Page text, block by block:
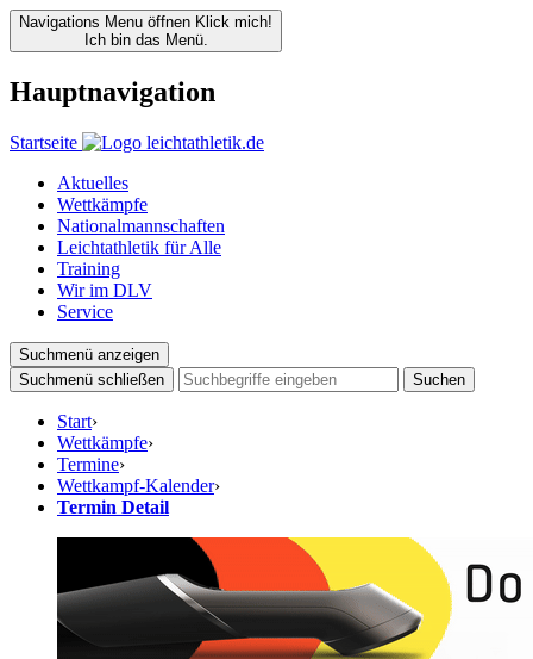
Navigations Menu öffnen Klick mich!
Ich bin das Menü.
Hauptnavigation
Startseite
Aktuelles
Wettkämpfe
Nationalmannschaften
Leichtathletik für Alle
Training
Wir im DLV
Service
Suchmenü anzeigen
Suchmenü schließen
Suchen
Start›
Wettkämpfe›
Termine›
Wettkampf-Kalender›
Termin Detail